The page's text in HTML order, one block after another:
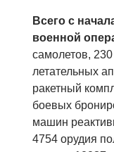
Всего с
военной
самолетов,
летательных
ракетный
боевых
машин
4754 орудия